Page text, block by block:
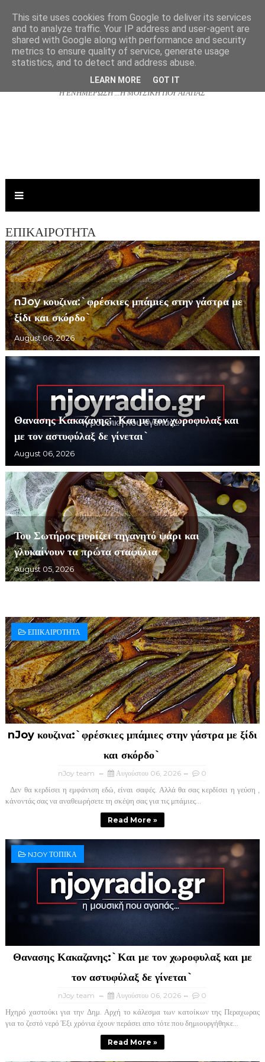
NJOYRADIO.GR
Η ΕΝΗΜΕΡΩΣΗ ...Η ΜΟΥΣΙΚΗ ΠΟΥ ΑΓΑΠΑΣ
ΕΠΙΚΑΙΡΟΤΗΤΑ
nJoy κουζινα:`φρέσκιες μπάμιες στην γάστρα με
ξίδι και σκόρδο`
August 06, 2026
Θανασης Κακαζανης:`Και με τον χωροφυλαξ και
με τον αστυφύλαξ δε γίνεται`
August 06, 2026
Του Σωτήρος μυρίζει τηγανητό ψάρι και
γλυκαίνουν τα πρώτα σταφύλια
August 05, 2026
ΕΠΙΚΑΙΡΌΤΗΤΑ
nJoy κουζινα:`φρέσκιες μπάμιες στην γάστρα με ξίδι
και σκόρδο`
nJoy team Αυγούστου 06, 2026 0
Δεν θα κερδίσει η εμφάνιση εδώ, είναι σαφές. Αλλά θα σας κερδίσει η γεύση ,
κάνοντάς σας να αναθεωρήσετε τη σκέψη σας για τις μπάμιες...
Read More »
NJOY ΤΟΠΙΚΑ
Θανασης Κακαζανης:`Και με τον χωροφυλαξ και με
τον αστυφύλαξ δε γίνεται`
nJoy team Αυγούστου 06, 2026 0
Ηχηρό χαστούκι για την Δημ. Αρχή το κάλεσμα των κατοίκων της Περαχωρας
για το ζεστό νερό Έξι χρόνια έχουν περάσει απο τότε που δημιουργήθηκε...
Read More »
This site uses cookies from Google to deliver its services
and to analyze traffic. Your IP address and user-agent are
shared with Google along with performance and security
metrics to ensure quality of service, generate usage
statistics, and to detect and address abuse.
LEARN MORE GOT IT